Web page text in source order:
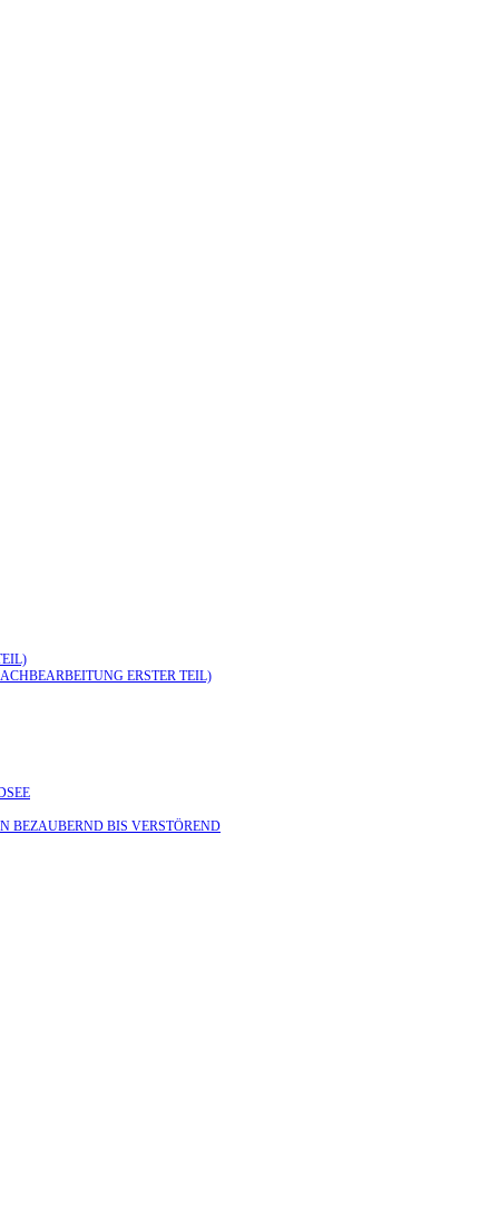
ERSTER TEIL)
BEZAUBERND BIS VERSTÖREND